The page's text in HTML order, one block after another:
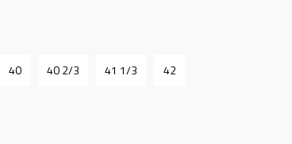
40 40 2/3 41 1/3 42